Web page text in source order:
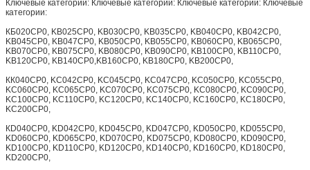
Ключевые категории: Ключевые категории: Ключевые категории: Ключевые
категории:
КБ020CP0, KB025CP0, KB030CP0, KB035CP0, KB040CP0, KB042CP0,
KB045CP0, KB047CP0, KB050CP0, KB055CP0, KB060CP0, KB065CP0,
KB070CP0, KB075CP0, KB080CP0, KB090CP0, KB100CP0, KB110CP0,
KB120CP0, KB140CP0,KB160CP0, KB180CP0, KB200CP0,
КК040CP0, KC042CP0, KC045CP0, KC047CP0, KC050CP0, KC055CP0,
KC060CP0, KC065CP0, KC070CP0, KC075CP0, KC080CP0, KC090CP0,
KC100CP0, KC110CP0, KC120CP0, KC140CP0, KC160CP0, KC180CP0,
KC200CP0,
КD040CP0, KD042CP0, KD045CP0, KD047CP0, KD050CP0, KD055CP0,
KD060CP0, KD065CP0, KD070CP0, KD075CP0, KD080CP0, KD090CP0,
KD100CP0, KD110CP0, KD120CP0, KD140CP0, KD160CP0, KD180CP0,
KD200CP0,